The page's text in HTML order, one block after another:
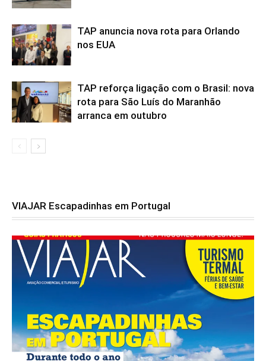
TAP anuncia nova rota para Orlando
nos EUA
TAP reforça ligação com o Brasil: nova
rota para São Luís do Maranhão
arranca em outubro
VIAJAR Escapadinhas em Portugal